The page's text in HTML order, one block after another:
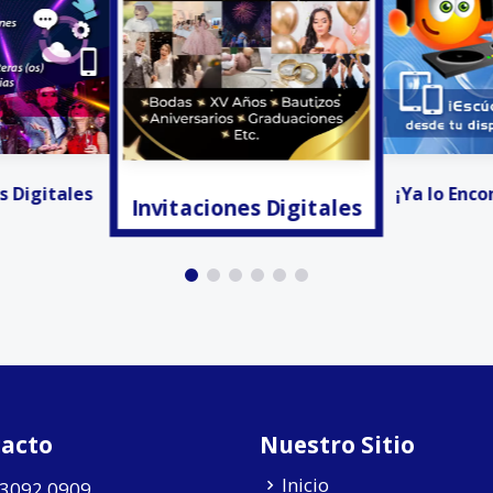
Digitales ¡Ya lo Encontré! - Radio
Nuestro Sitio
Inicio